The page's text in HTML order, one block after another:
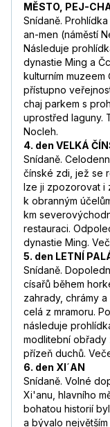
MĚSTO, PEJ-
Snídaně.
an-men (náměstí
Následuje
dynastie Ming a
kulturním muzeem
přístupno
chaj parkem s
uprostřed laguny.
Nocleh.
4. den VELKÁ
Snídaně.
čínské zdi, jež se
lze ji zpozorovat i
k obranným
km
restauraci.
dynastie Ming.
5. den LETNÍ
Snídaně.
císařů během
zahrady, chrámy
celá z mramoru.
následuje
modlitební
přízeň duchů.
6. den XI´AN
Snídaně. Volné
Xi'anu, hlavního
bohatou historií
a bývalo